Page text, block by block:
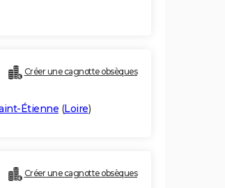
Créer une cagnotte obsèques
Étienne (Loire)
Créer une cagnotte obsèques